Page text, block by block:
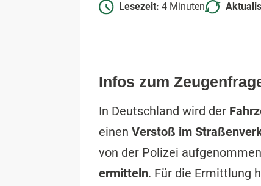
Lesezeit: 4 Minuten
Infos zum
In Deutschland wird der
einen Verstoß im
von der Polizei
ermitteln. Für die Ermittlung